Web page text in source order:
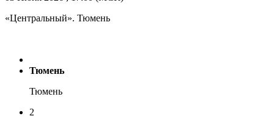
«Центральный». Тюмень
Тюмень
Тюмень
2